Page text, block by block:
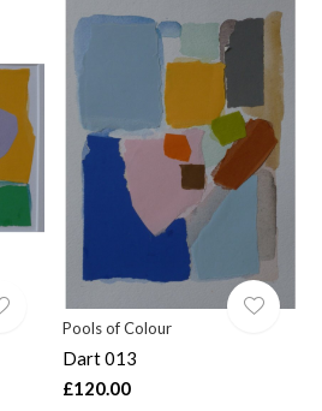
Pools of Colour
Dart 013
£120.00